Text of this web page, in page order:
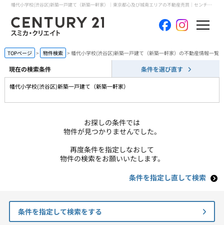
幡代小学校(渋谷区)新築一戸建て（新築一軒家）｜東京都心及び城南エリアの不動産売買｜センチュリー21スミカ・クリエイト
ホーム
当社について
買いたい
売りたい
コンテンツ
会員メニュー
TOPページ 物件検索 幡代小学校(渋谷区)新築一戸建て（新築一軒家）の不動産情報一覧
現在の検索条件 条件を選び直す
幡代小学校(渋谷区)新築一戸建て（新築一軒家）
お探しの条件では
物件が見つかりませんでした。
再度条件を指定しなおして
物件の検索をお願いいたします。
条件を指定し直して検索
条件を指定して検索をする